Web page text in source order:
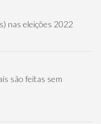
nas eleições 2022
são feitas sem